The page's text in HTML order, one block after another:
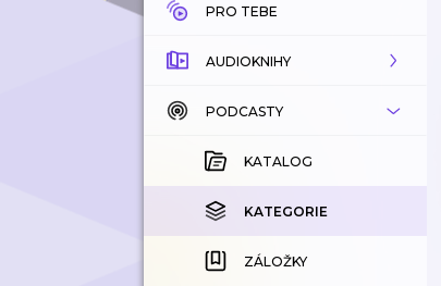
PRO TEBE
AUDIOKNIHY
KATALOG
KOUPENÉ
KATEGORIE
ZÁLOŽKY
PODCASTY
KATALOG
KATEGORIE
ZÁLOŽKY